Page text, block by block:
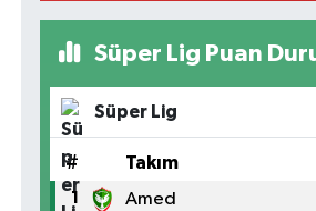
Süper Lig Puan
Süper Lig
# Takım
1 Amed